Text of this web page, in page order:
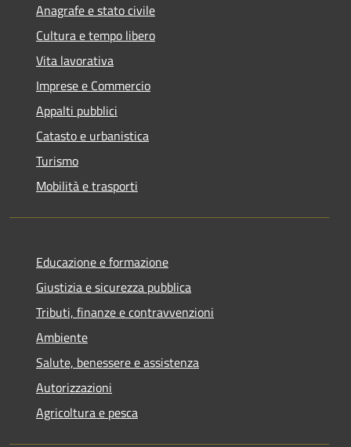
Anagrafe e stato civile
Cultura e tempo libero
Vita lavorativa
Imprese e Commercio
Appalti pubblici
Catasto e urbanistica
Turismo
Mobilità e trasporti
Educazione e formazione
Giustizia e sicurezza pubblica
Tributi, finanze e contravvenzioni
Ambiente
Salute, benessere e assistenza
Autorizzazioni
Agricoltura e pesca